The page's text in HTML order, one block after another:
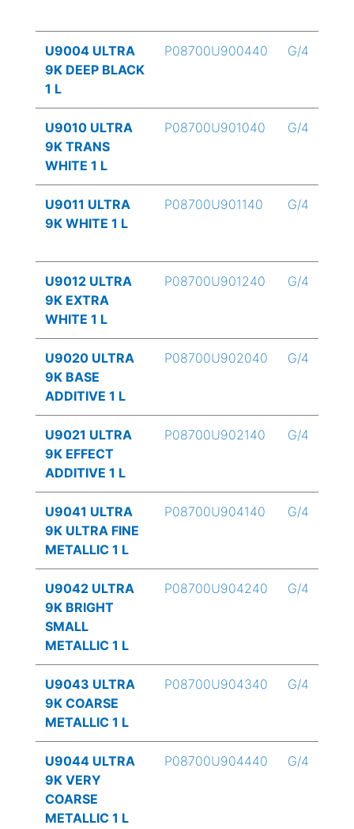
U9004 ULTRA
9K DEEP BLACK
1 L
P08700U900440 G/4
U9010 ULTRA
9K TRANS
WHITE 1 L
P08700U901040 G/4
U9011 ULTRA
9K WHITE 1 L
P08700U901140 G/4
U9012 ULTRA
9K EXTRA
WHITE 1 L
P08700U901240 G/4
U9020 ULTRA
9K BASE
ADDITIVE 1 L
P08700U902040 G/4
U9021 ULTRA
9K EFFECT
ADDITIVE 1 L
P08700U902140 G/4
U9041 ULTRA
9K ULTRA FINE
METALLIC 1 L
P08700U904140 G/4
U9042 ULTRA
9K BRIGHT
SMALL
METALLIC 1 L
P08700U904240 G/4
U9043 ULTRA
9K COARSE
METALLIC 1 L
P08700U904340 G/4
U9044 ULTRA
9K VERY
COARSE
METALLIC 1 L
P08700U904440 G/4